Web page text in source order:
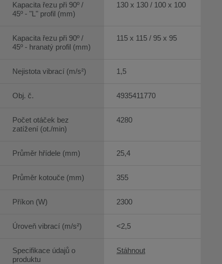
Kapacita řezu při 90º /
45º - "L" profil (mm)
Kapacita řezu při 90º /
45º - hranatý profil (mm)
Nejistota vibrací (m/s²)
Obj. č.
Počet otáček bez
zatížení (ot./min)
Průměr hřídele (mm)
Průměr kotouče (mm)
Příkon (W)
Úroveň vibrací (m/s²)
Specifikace údajů o
produktu
130 x 130 / 100 x 100
115 x 115 / 95 x 95
1,5
4935411770
4280
25,4
355
2300
<2,5
Stáhnout